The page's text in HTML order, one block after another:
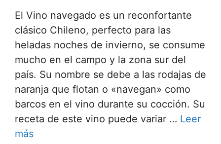
El Vino navegado es un reconfortante
clásico Chileno, perfecto para las
heladas noches de invierno, se consume
mucho en el campo y la zona sur del
país. Su nombre se debe a las rodajas de
naranja que flotan o «navegan» como
barcos en el vino durante su cocción. Su
receta de este vino puede variar … Leer
más